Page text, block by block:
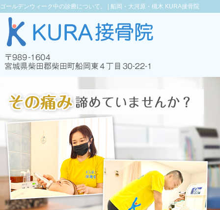
ゴールデンウィーク中の診療について。 | 船岡・大河原・槻木 KURA接骨院